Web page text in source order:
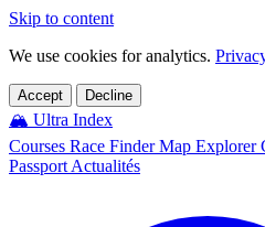
Skip to content
We use cookies for analytics.
Accept Decline
🏔️ Ultra Index
Courses Race FinderMap Explorer
Passport Actualités